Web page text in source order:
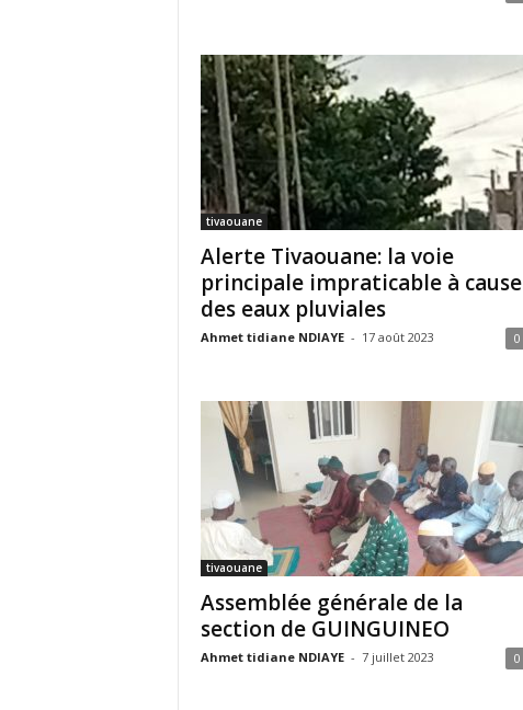
tivaouane
Alerte Tivaouane: la voie
principale impraticable à cause
des eaux pluviales
Ahmet tidiane NDIAYE - 17 août 2023 0
tivaouane
Assemblée générale de la
section de GUINGUINEO
Ahmet tidiane NDIAYE - 7 juillet 2023 0